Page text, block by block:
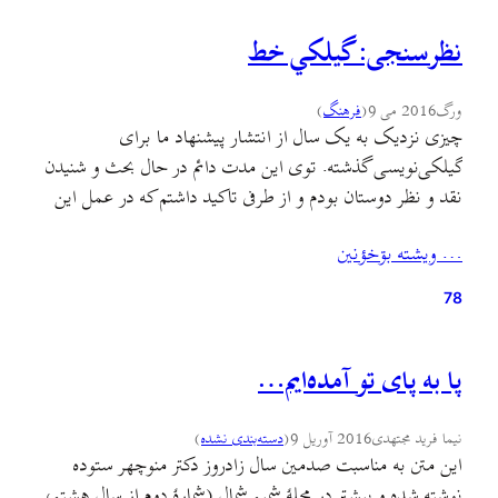
نظرسنجی: گيلکي خط
ورگ2016 می 9 (فرهنگ)
چیزی نزدیک به یک سال از انتشار پیشنهاد ما برای
گیلکی‌نویسی گذشته. توی این مدت دائم در حال بحث و شنیدن
نقد و نظر دوستان بودم و از طرفی تاکید داشتم که در عمل این
نگارش رو دیده و با متنهایی مربوط به…
… ويشته بۊخؤنين
78
پا به پای تو آمده‌ایم…
نیما فرید مجتهدی2016 آوریل 9 (دسته‌بندی نشده)
این متن به مناسبت صدمین سال زادروز دکتر منوچهر ستوده